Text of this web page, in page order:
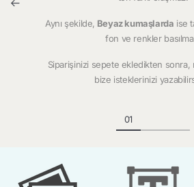
Aynı şekilde, Beyaz kumaşlarda ise
fon ve renkler
Siparişinizi sepete ekledikten
bize isteklerinizi